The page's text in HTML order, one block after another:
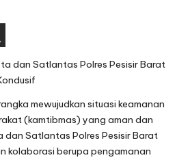
dan Satlantas Polres Pesisir Barat
mewujudkan situasi keamanan
(kamtibmas) yang aman dan
dan Satlantas Polres Pesisir Barat
kolaborasi berupa pengamanan